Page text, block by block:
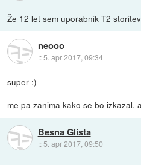
Že 12 let sem uporabnik T2
neooo
::5. apr 2017, 09:34
super :)
me pa zanima kako se bo izkazal.
Besna Glista
:: 5. apr 2017, 09:50